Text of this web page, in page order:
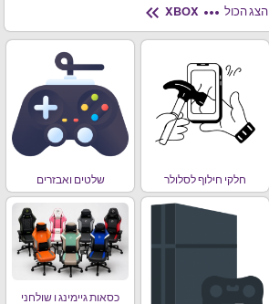
הצג הכול more_horiz
keyboard_double_arrow_left
חלקי חילוף לסלולר שלטים ואבזרים
כסאות גיימינג ו שולחני